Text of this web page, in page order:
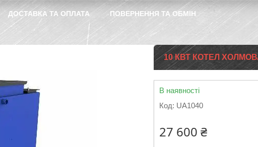
ДОСТАВКА ТА ОПЛАТА ПОВЕРНЕННЯ ТА ОБМІН
10 КВТ КОТЕЛ
В наявності
Код: UA1040
27 600 ₴